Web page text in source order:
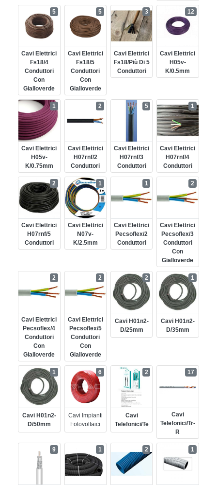
Cavi Elettrici
Fs18/4
Conduttori
Con
Gialloverde
5
Cavi Elettrici
Fs18/5
Conduttori
Con
Gialloverde
5
Cavi Elettrici
Fs18/più Di 5
Conduttori
3
Cavi Elettrici
H05v-
K/0.5mm
12
Cavi Elettrici
H05v-
K/0.75mm
1
Cavi Elettrici
H07rnf/2
Conduttori
2
Cavi Elettrici
H07rnf/3
Conduttori
5
Cavi Elettrici
H07rnf/4
Conduttori
1
Cavi Elettrici
H07rnf/5
Conduttori
2
Cavi Elettrici
N07v-
K/2.5mm
1
Cavi Elettrici
Pecsoflex/2
Conduttori
1
Cavi Elettrici
Pecsoflex/3
Conduttori
Con
Gialloverde
2
Cavi Elettrici
Pecsoflex/4
Conduttori
Con
Gialloverde
2
Cavi Elettrici
Pecsoflex/5
Conduttori
Con
Gialloverde
2
Cavi H01n2-
D/25mm
2
Cavi H01n2-
D/35mm
1
Cavi H01n2-
D/50mm
1
Cavi Impianti
Fotovoltaici
6
Cavi
Telefonici/te
2
Cavi
Telefonici/tr-
R
17
9 1 2 1